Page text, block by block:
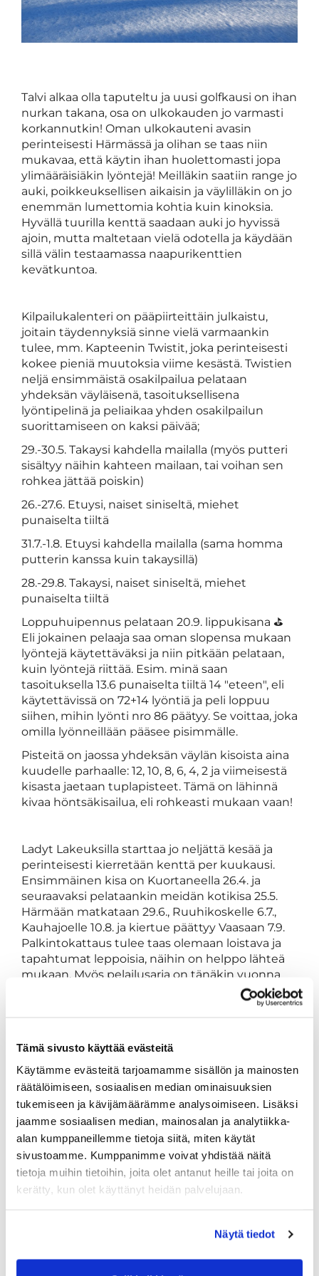
Tämä sivusto käyttää evästeitä
Käytämme evästeitä tarjoamamme sisällön ja mainosten
räätälöimiseen, sosiaalisen median ominaisuuksien
tukemiseen ja kävijämäärämme analysoimiseen. Lisäksi
jaamme sosiaalisen median, mainosalan ja analytiikka-
alan kumppaneillemme tietoja siitä, miten käytät
sivustoamme. Kumppanimme voivat yhdistää näitä
tietoja muihin tietoihin, joita olet antanut heille tai joita on
kerätty, kun olet käyttänyt heidän palvelujaan.
Näytä tiedot
Talvi alkaa olla taputeltu ja uusi golfkausi on ihan
nurkan takana, osa on ulkokauden jo varmasti
korkannutkin! Oman ulkokauteni avasin
perinteisesti Härmässä ja olihan se taas niin
mukavaa, että käytin ihan huolettomasti jopa
ylimääräisiäkin lyöntejä! Meilläkin saatiin range jo
auki, poikkeuksellisen aikaisin ja väylilläkin on jo
enemmän lumettomia kohtia kuin kinoksia.
Hyvällä tuurilla kenttä saadaan auki jo hyvissä
ajoin, mutta maltetaan vielä odotella ja käydään
sillä välin testaamassa naapurikenttien
kevätkuntoa.
Kilpailukalenteri on pääpiirteittäin julkaistu,
joitain täydennyksiä sinne vielä varmaankin
tulee, mm. Kapteenin Twistit, joka perinteisesti
kokee pieniä muutoksia viime kesästä. Twistien
neljä ensimmäistä osakilpailua pelataan
yhdeksän väyläisenä, tasoituksellisena
lyöntipelinä ja peliaikaa yhden osakilpailun
suorittamiseen on kaksi päivää;
29.-30.5. Takaysi kahdella mailalla (myös putteri
sisältyy näihin kahteen mailaan, tai voihan sen
rohkea jättää poiskin)
26.-27.6. Etuysi, naiset siniseltä, miehet
punaiselta tiiltä
31.7.-1.8. Etuysi kahdella mailalla (sama homma
putterin kanssa kuin takaysillä)
28.-29.8. Takaysi, naiset siniseltä, miehet
punaiselta tiiltä
Loppuhuipennus pelataan 20.9. lippukisana ⛳
Eli jokainen pelaaja saa oman slopensa mukaan
lyöntejä käytettäväksi ja niin pitkään pelataan,
kuin lyöntejä riittää. Esim. minä saan
tasoituksella 13.6 punaiselta tiiltä 14 "eteen", eli
käytettävissä on 72+14 lyöntiä ja peli loppuu
siihen, mihin lyönti nro 86 päätyy. Se voittaa, joka
omilla lyönneillään pääsee pisimmälle.
Pisteitä on jaossa yhdeksän väylän kisoista aina
kuudelle parhaalle: 12, 10, 8, 6, 4, 2 ja viimeisestä
kisasta jaetaan tuplapisteet. Tämä on lähinnä
kivaa höntsäkisailua, eli rohkeasti mukaan vaan!
Ladyt Lakeuksilla starttaa jo neljättä kesää ja
perinteisesti kierretään kenttä per kuukausi.
Ensimmäinen kisa on Kuortaneella 26.4. ja
seuraavaksi pelataankin meidän kotikisa 25.5.
Härmään matkataan 29.6., Ruuhikoskelle 6.7.,
Kauhajoelle 10.8. ja kiertue päättyy Vaasaan 7.9.
Palkintokattaus tulee taas olemaan loistava ja
tapahtumat leppoisia, näihin on helppo lähteä
mukaan. Myös pelailusarja on tänäkin vuonna
tarjolla, jos ei kilpailu kiinnosta, mutta haluaa
lähteä kivassa seurassa pelaamaan lähikenttiä.
Etuysiltä on kaadettu reippaasti puustoa talven
aikana ja tästä johtuen risuja ja oksia on edelleen
kerättäväksi asti metsiköissä ja väylien reunoilla.
Samalla kun käy seurailemassa kevään
edistymistä kentällä, voi noita risuja kasailla niin,
että Elina pääsee niitä keräilemään sieltä pois.
Jokaisen pienellä panostuksella saadaan kentän
ympäristöä siistimmän näköiseksi ja onhan se
oma pallo kesällä mukavampi löytää mättäältä
kuin risukasan alta.
Ennen kauden alkua muistuttelen myös jo
tulevien lyönti- ja alastulojälkien korjaamisesta.
Otetaan jokainen heti keväällä rutiineihin jälkien